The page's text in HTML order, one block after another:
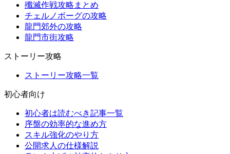
殲滅作戦攻略まとめ
チェルノボーグの攻略
龍門郊外の攻略
龍門市街攻略
ストーリー攻略
ストーリー攻略一覧
初心者向け
初心者は読むべき記事一覧
序盤の効率的な進め方
スキル強化のやり方
公開求人の仕様解説